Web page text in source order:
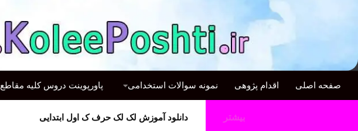
صفحه اصلی اقدام پژوهی نمونه سوالات استخدامی پاورپوینت دروس کلیه مقاطع
دانلود آموزش لک لک حرف ک اول ابتدایی بیشتر